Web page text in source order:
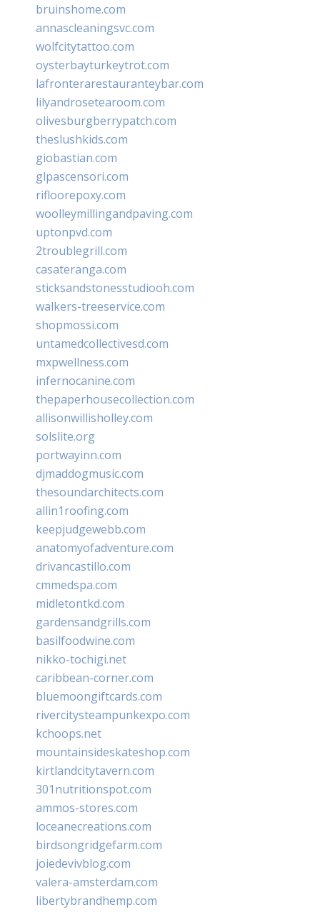
bruinshome.com
annascleaningsvc.com
wolfcitytattoo.com
oysterbayturkeytrot.com
lafronterarestauranteybar.com
lilyandrosetearoom.com
olivesburgberrypatch.com
theslushkids.com
giobastian.com
glpascensori.com
rifloorepoxy.com
woolleymillingandpaving.com
uptonpvd.com
2troublegrill.com
casateranga.com
sticksandstonesstudiooh.com
walkers-treeservice.com
shopmossi.com
untamedcollectivesd.com
mxpwellness.com
infernocanine.com
thepaperhousecollection.com
allisonwillisholley.com
solslite.org
portwayinn.com
djmaddogmusic.com
thesoundarchitects.com
allin1roofing.com
keepjudgewebb.com
anatomyofadventure.com
drivancastillo.com
cmmedspa.com
midletontkd.com
gardensandgrills.com
basilfoodwine.com
nikko-tochigi.net
caribbean-corner.com
bluemoongiftcards.com
rivercitysteampunkexpo.com
kchoops.net
mountainsideskateshop.com
kirtlandcitytavern.com
301nutritionspot.com
ammos-stores.com
loceanecreations.com
birdsongridgefarm.com
joiedevivblog.com
valera-amsterdam.com
libertybrandhemp.com